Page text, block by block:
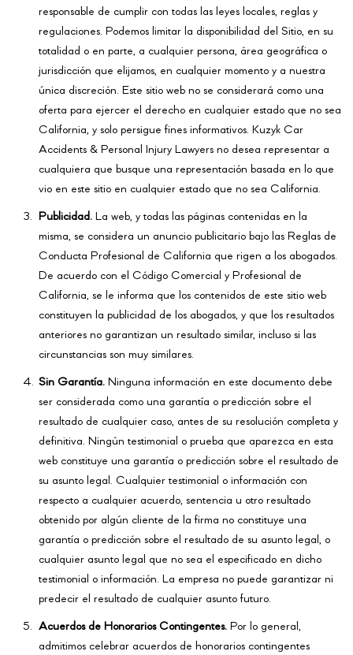
responsable de cumplir con todas las leyes locales, reglas y
regulaciones. Podemos limitar la disponibilidad del Sitio, en su
totalidad o en parte, a cualquier persona, área geográfica o
jurisdicción que elijamos, en cualquier momento y a nuestra
única discreción. Este sitio web no se considerará como una
oferta para ejercer el derecho en cualquier estado que no sea
California, y solo persigue fines informativos. Kuzyk Car
Accidents & Personal Injury Lawyers no desea representar a
cualquiera que busque una representación basada en lo que
vio en este sitio en cualquier estado que no sea California.
Publicidad. La web, y todas las páginas contenidas en la
misma, se considera un anuncio publicitario bajo las Reglas de
Conducta Profesional de California que rigen a los abogados.
De acuerdo con el Código Comercial y Profesional de
California, se le informa que los contenidos de este sitio web
constituyen la publicidad de los abogados, y que los resultados
anteriores no garantizan un resultado similar, incluso si las
circunstancias son muy similares.
Sin Garantía. Ninguna información en este documento debe
ser considerada como una garantía o predicción sobre el
resultado de cualquier caso, antes de su resolución completa y
definitiva. Ningún testimonial o prueba que aparezca en esta
web constituye una garantía o predicción sobre el resultado de
su asunto legal. Cualquier testimonial o información con
respecto a cualquier acuerdo, sentencia u otro resultado
obtenido por algún cliente de la firma no constituye una
garantía o predicción sobre el resultado de su asunto legal, o
cualquier asunto legal que no sea el especificado en dicho
testimonial o información. La empresa no puede garantizar ni
predecir el resultado de cualquier asunto futuro.
Acuerdos de Honorarios Contingentes. Por lo general,
admitimos celebrar acuerdos de honorarios contingentes